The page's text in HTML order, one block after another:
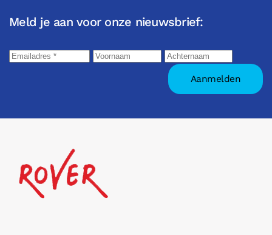
Meld je aan voor onze nieuwsbrief: